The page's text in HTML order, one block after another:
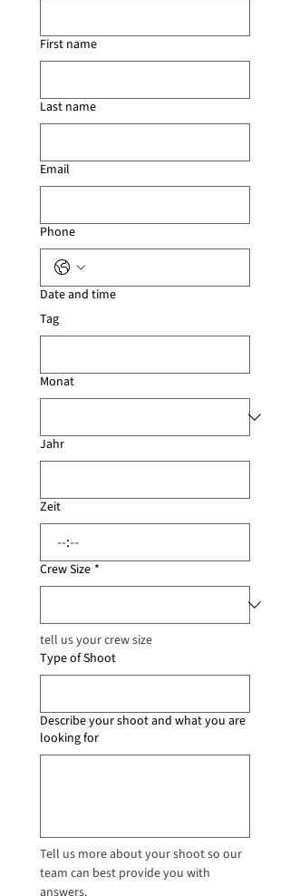
First name
Last name
Email
Phone
Date and time
Tag
Monat
Jahr
Zeit
:
Crew Size *
tell us your crew size
Type of Shoot
Describe your shoot and what you are
looking for
Tell us more about your shoot so our
team can best provide you with
answers.